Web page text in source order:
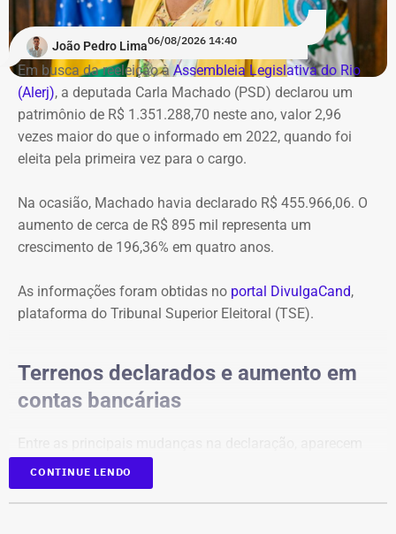
João Pedro Lima06/08/2026 14:40
Em busca da reeleição à Assembleia Legislativa do Rio
(Alerj), a deputada Carla Machado (PSD) declarou um
patrimônio de R$ 1.351.288,70 neste ano, valor 2,96
vezes maior do que o informado em 2022, quando foi
eleita pela primeira vez para o cargo.
Na ocasião, Machado havia declarado R$ 455.966,06. O
aumento de cerca de R$ 895 mil representa um
crescimento de 196,36% em quatro anos.
As informações foram obtidas no portal DivulgaCand,
plataforma do Tribunal Superior Eleitoral (TSE).
Terrenos declarados e aumento em
contas bancárias
dois terrenos, avaliados em R$ 50 mil e R$ 100 mil, além
de um imóvel no valor de R$ 220 mil e um bem declarado
como “outros bens e direitos”, de R$ 500 mil, que não
CONTINUE LENDO